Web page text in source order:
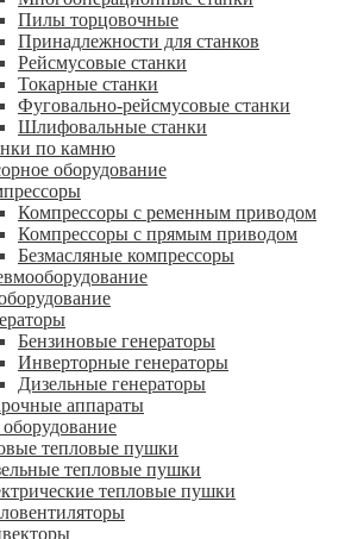
Пилы торцовочные
Принадлежности для станков
Рейсмусовые станки
Токарные станки
Фуговально-рейсмусовые станки
Шлифовальные станки
по камню
оборудование
Компрессоры с ременным приводом
Компрессоры с прямым приводом
Безмасляные компрессоры
Бензиновые генераторы
Инверторные генераторы
Дизельные генераторы
аппараты
тепловые пушки
тепловые пушки
тепловые пушки